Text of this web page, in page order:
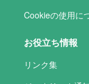
Cookieの使用に
お役立ち情報
リンク集